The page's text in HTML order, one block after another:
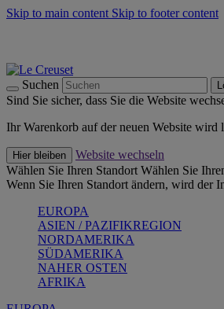
Skip to main content Skip to footer content
Suchen
Sind Sie sicher, dass Sie die Website
Ihr Warenkorb auf der neuen Website
Hier bleiben
Website wechseln
Wählen Sie Ihren Standort Wählen Sie
Wenn Sie Ihren Standort ändern, wird der
EUROPA
ASIEN / PAZIFIKREGION
NORDAMERIKA
SÜDAMERIKA
NAHER OSTEN
AFRIKA